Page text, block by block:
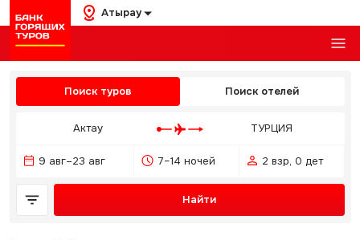
Атырау
Поиск туров Поиск отелей
Актау ТУРЦИЯ
9 авг–23 авг 7–14 ночей 2 взр, 0 дет
Найти